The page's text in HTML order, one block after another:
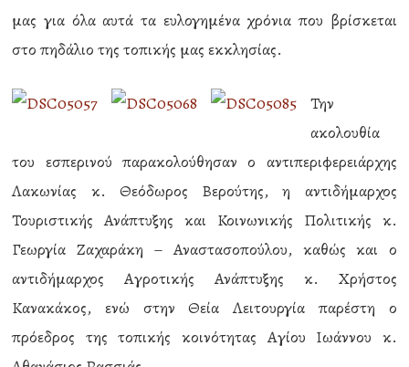
μας για όλα αυτά τα ευλογημένα χρόνια που βρίσκεται
στο πηδάλιο της τοπικής μας εκκλησίας.
Την
ακολουθία
του εσπερινού παρακολούθησαν ο αντιπεριφερειάρχης
Λακωνίας κ. Θεόδωρος Βερούτης, η αντιδήμαρχος
Τουριστικής Ανάπτυξης και Κοινωνικής Πολιτικής κ.
Γεωργία Ζαχαράκη – Αναστασοπούλου, καθώς και ο
αντιδήμαρχος Αγροτικής Ανάπτυξης κ. Χρήστος
Κανακάκος, ενώ στην Θεία Λειτουργία παρέστη ο
πρόεδρος της τοπικής κοινότητας Αγίου Ιωάννου κ.